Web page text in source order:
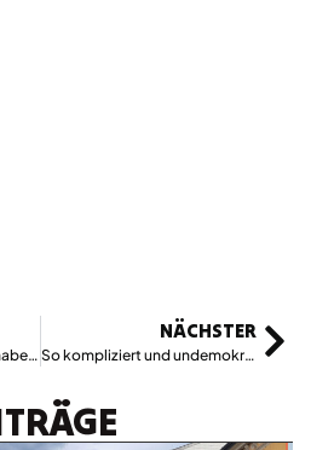
Unter Palmen: „Politisch haben wir uns zwischen die Stühle gesetzt“
NÄCHSTER
So kompliziert und undemokratisch sind die Vorwahlen in den USA